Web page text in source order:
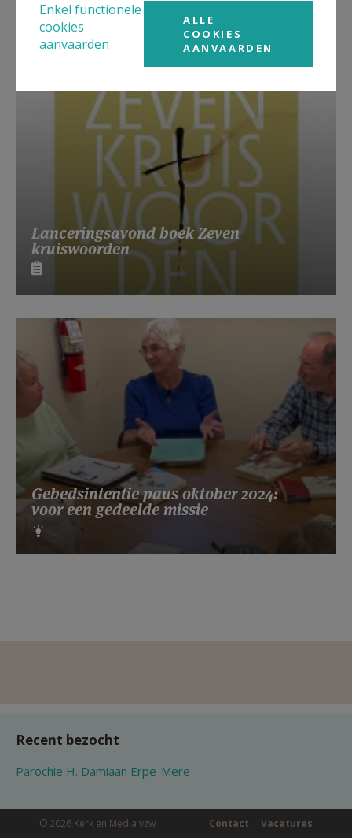
Lanceringsavond boek Zeven
kruiswoorden
Gebedsintentie paus oktober 2024:
voor een gedeelde missie
Recent bezocht
Parochie H. Damiaan Erpe-Mere
© 2026 Kerk en Media vzw Vacatures
Contact
Enkel functionele
cookies
aanvaarden
ALLE
COOKIES
AANVAARDEN